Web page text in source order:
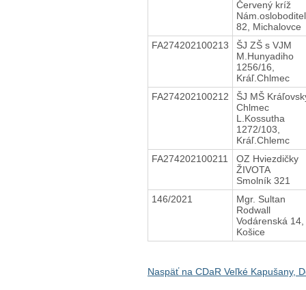
Červený kríž
82, Michalovce
FA274202100213
ŠJ ZŠ s VJM
M.Hunyadiho
1256/16,
Kráľ.Chlmec
FA274202100212
ŠJ MŠ
Chlmec
L.Kossutha
1272/103,
Kráľ.Chlemc
FA274202100211
OZ Hviezdičky
ŽIVOTA
Smolník 321
146/2021
Mgr. Sultan
Rodwall
Vodárenská 14,
Košice
Naspäť na CDaR Veľké Kapušany,